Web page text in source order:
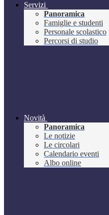
Servizi
Panoramica
Famiglie e studenti
Personale scolastico
Percorsi di studio
Novità
Panoramica
Le notizie
Le circolari
Calendario eventi
Albo online